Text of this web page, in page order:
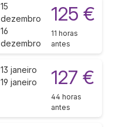
15
dezembro
16
dezembro
125 €
11 horas
antes
13 janeiro
19 janeiro
127 €
44 horas
antes